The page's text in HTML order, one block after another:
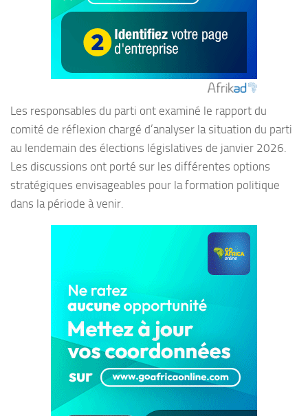
Les responsables du parti ont examiné le rapport du
comité de réflexion chargé d’analyser la situation du parti
au lendemain des élections législatives de janvier 2026.
Les discussions ont porté sur les différentes options
stratégiques envisageables pour la formation politique
dans la période à venir.